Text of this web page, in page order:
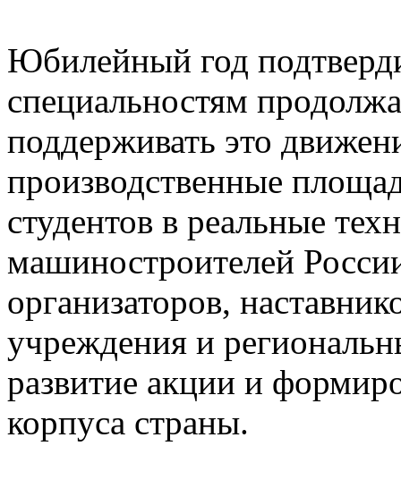
Юбилейный год
специальностям
поддерживать это
производственные
студентов в реальные
машиностроителей
организаторов,
учреждения и
развитие акции и
корпуса страны.